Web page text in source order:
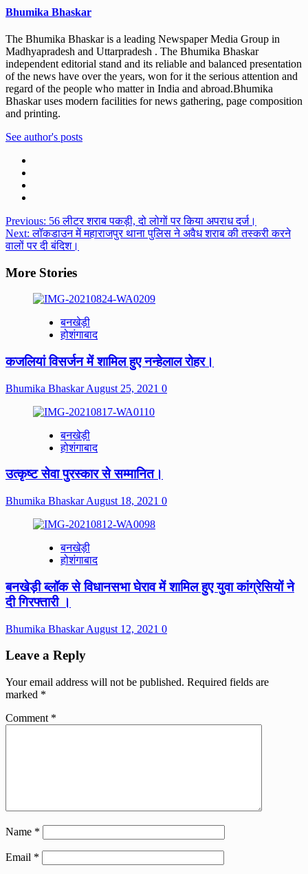
Bhumika Bhaskar
The Bhumika Bhaskar is a leading Newspaper Media Group in
Madhyapradesh and Uttarpradesh . The Bhumika Bhaskar
independent editorial stand and its reliable and balanced presentation
of the news have over the years, won for it the serious attention and
regard of the people who matter in India and abroad.Bhumika
Bhaskar uses modern facilities for news gathering, page composition
and printing.
See author's posts
Post
navigation
Previous: 56 लीटर शराब पकड़ी, दो लोगों पर किया अपराध दर्ज।
Next:लॉकडाउन में महाराजपुर थाना पुलिस ने अवैध शराब की तस्करी करने
वालों पर दी बंदिश।
More Stories
बनखेड़ी
होशंगाबाद
कजलियां विसर्जन में शामिल हुए नन्हेलाल रोहर।
Bhumika BhaskarAugust 25, 2021 0
बनखेड़ी
होशंगाबाद
उत्कृष्ट सेवा पुरस्कार से सम्मानित।
Bhumika BhaskarAugust 18, 2021 0
बनखेड़ी
होशंगाबाद
बनखेड़ी ब्लॉक से विधानसभा घेराव में शामिल हुए युवा कांग्रेसियों ने
दी गिरफ्तारी ।
Bhumika BhaskarAugust 12, 2021 0
Leave a Reply
Your email address will not be published. Required fields are
marked *
Comment *
Name *
Email *